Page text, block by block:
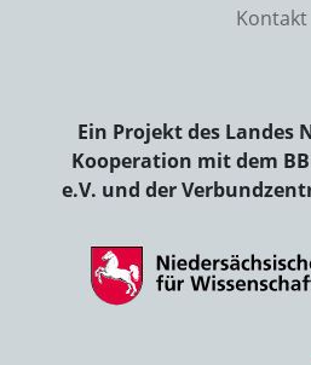
Kontakt
Ein Projekt des Landes
Kooperation mit dem
e.V. und der